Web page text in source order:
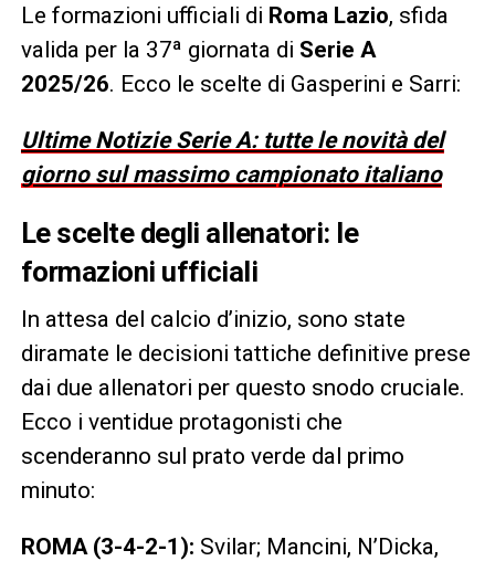
Le formazioni ufficiali di Roma Lazio, sfida
valida per la 37ª giornata di Serie A
2025/26. Ecco le scelte di Gasperini e Sarri:
Ultime Notizie Serie A: tutte le novità del
giorno sul massimo campionato italiano
Le scelte degli allenatori: le
formazioni ufficiali
In attesa del calcio d’inizio, sono state
diramate le decisioni tattiche definitive prese
dai due allenatori per questo snodo cruciale.
Ecco i ventidue protagonisti che
scenderanno sul prato verde dal primo
minuto:
ROMA (3-4-2-1): Svilar; Mancini, N’Dicka,